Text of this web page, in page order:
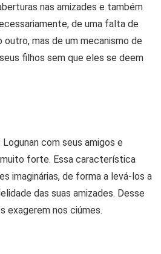
nas amizades e também
de uma falta de
mas de um mecanismo de
filhos sem que eles se deem
com seus amigos e
forte. Essa característica
imaginárias, de forma a levá-los a
das suas amizades. Desse
exagerem nos ciúmes.